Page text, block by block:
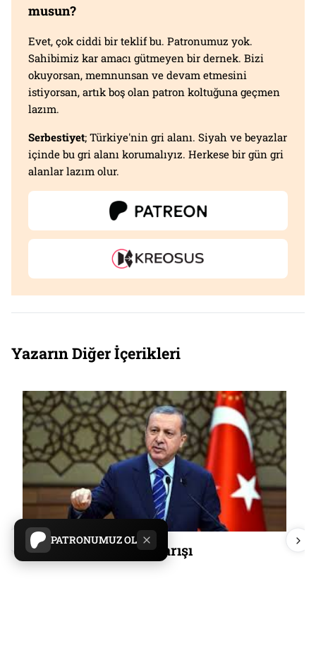
PATRONUMUZ OL
musun?
Evet, çok ciddi bir teklif bu. Patronumuz yok.
Sahibimiz kar amacı gütmeyen bir dernek. Bizi
okuyorsan, memnunsan ve devam etmesini
istiyorsan, artık boş olan patron koltuğuna geçmen
lazım.
Serbestiyet; Türkiye'nin gri alanı. Siyah ve beyazlar
içinde bu gri alanı korumalıyız. Herkese bir gün gri
alanlar lazım olur.
Yazarın Diğer İçerikleri
Sisifos ve Ortadoğu barışı